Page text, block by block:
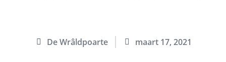
De Wrâldpoarte maart 17, 2021